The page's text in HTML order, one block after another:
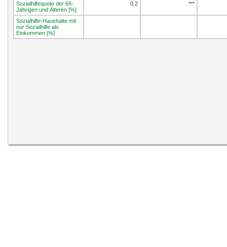
Sozialhilfequote der 65-
Jährigen und Älteren [%]
0.2 ***
Sozialhilfe-Haushalte mit
nur Sozialhilfe als
Einkommen [%]